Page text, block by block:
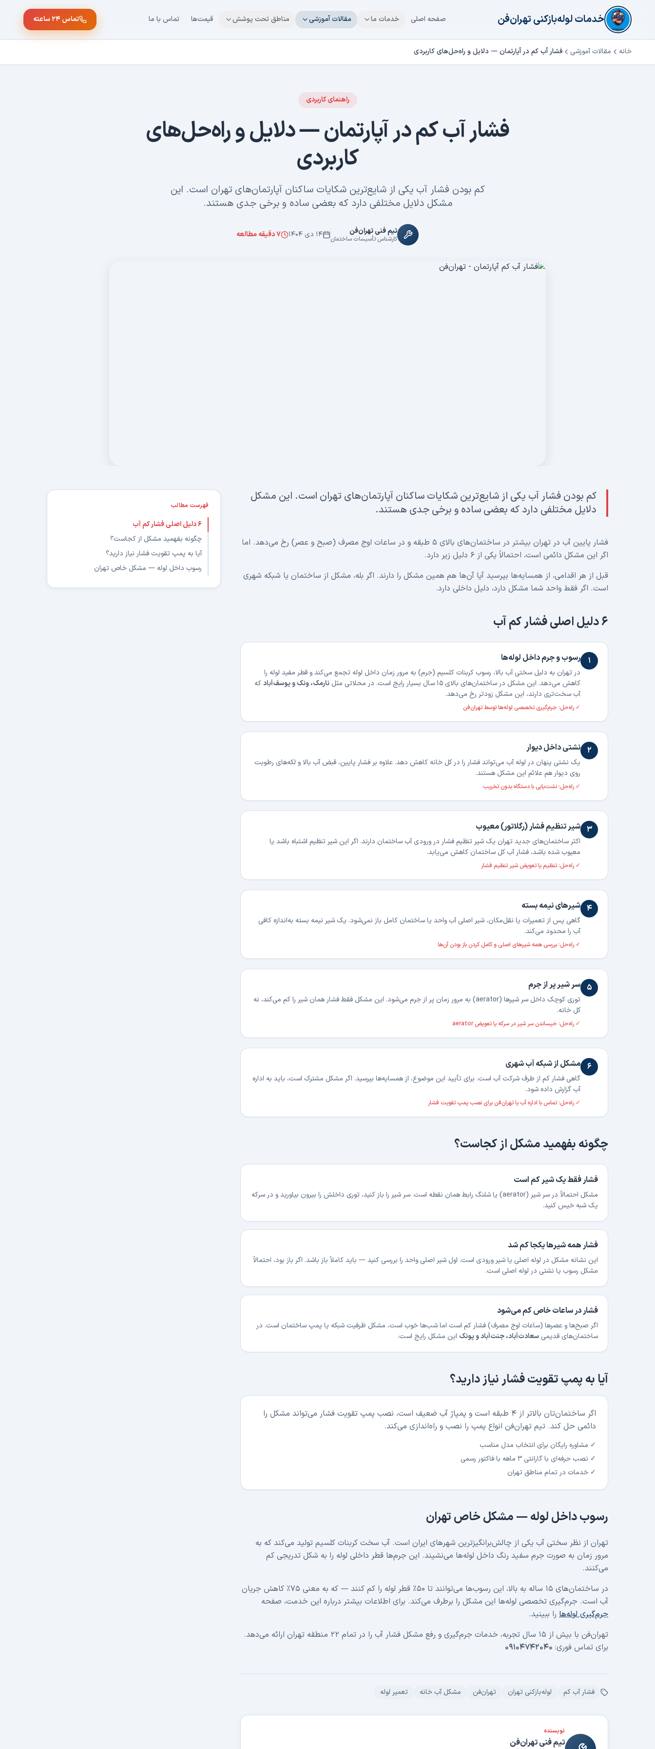
رفتن به محتوای اصلی
خدمات لوله‌بازکنی تهران‌فن صفحه اصلی خدمات ما مقالات آموزشی مناطق تحت پوشش قیمت‌ها تماس با ما تماس ۲۴ ساعته
خانه مقالات آموزشی فشار آب کم در آپارتمان — دلایل و راه‌حل‌های کاربردی
راهنمای کاربردی
فشار آب کم در آپارتمان — دلایل و راه‌حل‌های
کاربردی
کم بودن فشار آب یکی از شایع‌ترین شکایات ساکنان آپارتمان‌های تهران است. این
مشکل دلایل مختلفی دارد که بعضی ساده و برخی جدی هستند.
تیم فنی تهران‌فن
کارشناس تأسیسات ساختمان ۱۴ دی ۱۴۰۴ ۷دقیقه مطالعه
کم بودن فشار آب یکی از شایع‌ترین شکایات ساکنان آپارتمان‌های تهران است. این مشکل
دلایل مختلفی دارد که بعضی ساده و برخی جدی هستند.
فشار پایین آب در تهران بیشتر در ساختمان‌های بالای ۵ طبقه و در ساعات اوج مصرف (صبح و عصر) رخ می‌دهد. اما
اگر این مشکل دائمی است، احتمالاً یکی از ۶ دلیل زیر دارد.
قبل از هر اقدامی، از همسایه‌ها بپرسید آیا آن‌ها هم همین مشکل را دارند. اگر بله، مشکل از ساختمان یا شبکه شهری
است. اگر فقط واحد شما مشکل دارد، دلیل داخلی دارد.
۶ دلیل اصلی فشار کم آب
۱ رسوب و جرم داخل لوله‌ها
در تهران به دلیل سختی آب بالا، رسوب کربنات کلسیم (جرم) به مرور زمان داخل لوله تجمع می‌کند و قطر مفید لوله را
کاهش می‌دهد. این مشکل در ساختمان‌های بالای ۱۵ سال بسیار رایج است. در محلاتی مثل
نارمک، ونک و یوسف‌آبادکه
آب سخت‌تری دارند، این مشکل زودتر رخ می‌دهد.
✓ راه‌حل: جرم‌گیری تخصصی لوله‌ها توسط تهران‌فن
۲ نشتی داخل دیوار
یک نشتی پنهان در لوله آب می‌تواند فشار را در کل خانه کاهش دهد. علاوه بر فشار پایین، قبض آب بالا و لکه‌های رطوبت
روی دیوار هم علائم این مشکل هستند.
✓ راه‌حل: نشت‌یابی با دستگاه بدون تخریب
۳ شیر تنظیم فشار (رگلاتور) معیوب
اکثر ساختمان‌های جدید تهران یک شیر تنظیم فشار در ورودی آب ساختمان دارند. اگر این شیر تنظیم اشتباه باشد یا
معیوب شده باشد، فشار آب کل ساختمان کاهش می‌یابد.
✓ راه‌حل: تنظیم یا تعویض شیر تنظیم فشار
۴ شیرهای نیمه بسته
گاهی پس از تعمیرات یا نقل‌مکان، شیر اصلی آب واحد یا ساختمان کامل باز نمی‌شود. یک شیر نیمه بسته به‌اندازه کافی
آب را محدود می‌کند.
✓ راه‌حل: بررسی همه شیرهای اصلی و کامل کردن باز بودن آن‌ها
۵ سر شیر پر از جرم
توری کوچک داخل سر شیرها (aerator) به مرور زمان پر از جرم می‌شود. این مشکل فقط فشار همان شیر را کم می‌کند، نه
کل خانه.
✓ راه‌حل: خیساندن سر شیر در سرکه یا تعویض aerator
۶ مشکل از شبکه آب شهری
گاهی فشار کم از طرف شرکت آب است. برای تأیید این موضوع، از همسایه‌ها بپرسید. اگر مشکل مشترک است، باید به اداره
آب گزارش داده شود.
✓ راه‌حل: تماس با اداره آب یا تهران‌فن برای نصب پمپ تقویت فشار
چگونه بفهمید مشکل از کجاست؟
فشار فقط یک شیر کم است
مشکل احتمالاً در سر شیر (aerator) یا شلنگ رابط همان نقطه است. سر شیر را باز کنید، توری داخلش را بیرون بیاورید و در سرکه
یک شبه خیس کنید.
فشار همه شیرها یکجا کم شد
این نشانه مشکل در لوله اصلی یا شیر ورودی است. اول شیر اصلی واحد را بررسی کنید — باید کاملاً باز باشد. اگر باز بود، احتمالاً
مشکل رسوب یا نشتی در لوله اصلی است.
فشار در ساعات خاص کم می‌شود
اگر صبح‌ها و عصرها (ساعات اوج مصرف) فشار کم است اما شب‌ها خوب است، مشکل ظرفیت شبکه یا پمپ ساختمان است. در
ساختمان‌های قدیمی سعادت‌آباد، جنت‌آباد و پونک این مشکل رایج است.
آیا به پمپ تقویت فشار نیاز دارید؟
اگر ساختمان‌تان بالاتر از ۴ طبقه است و پمپاژ آب ضعیف است، نصب پمپ تقویت فشار می‌تواند مشکل را
دائمی حل کند. تیم تهران‌فن انواع پمپ را نصب و راه‌اندازی می‌کند.
✓ مشاوره رایگان برای انتخاب مدل مناسب
✓ نصب حرفه‌ای با گارانتی ۳ ماهه با فاکتور رسمی
✓ خدمات در تمام مناطق تهران
رسوب داخل لوله — مشکل خاص تهران
تهران از نظر سختی آب یکی از چالش‌برانگیزترین شهرهای ایران است. آب سخت کربنات کلسیم تولید می‌کند که به
مرور زمان به صورت جرم سفید رنگ داخل لوله‌ها می‌نشیند. این جرم‌ها قطر داخلی لوله را به شکل تدریجی کم
می‌کنند.
در ساختمان‌های ۱۵ ساله به بالا، این رسوب‌ها می‌توانند تا ۵۰٪ قطر لوله را کم کنند — که به معنی ۷۵٪ کاهش جریان
آب است. جرم‌گیری تخصصی لوله‌ها این مشکل را برطرف می‌کند. برای اطلاعات بیشتر درباره این خدمت، صفحه
جرم‌گیری لوله‌ها را ببینید.
تهران‌فن با بیش از ۱۵ سال تجربه، خدمات جرم‌گیری و رفع مشکل فشار آب را در تمام ۲۲ منطقه تهران ارائه می‌دهد.
برای تماس فوری: ۰۹۱۰۴۷۴۲۰۴۰
فشار آب کم لوله‌بازکنی تهران تهران‌فن مشکل آب خانه تعمیر لوله
نویسنده
تیم فنی تهران‌فن
فهرست مطالب
۶ دلیل اصلی فشار کم آب
چگونه بفهمید مشکل از کجاست؟
آیا به پمپ تقویت فشار نیاز دارید؟
رسوب داخل لوله — مشکل خاص تهران